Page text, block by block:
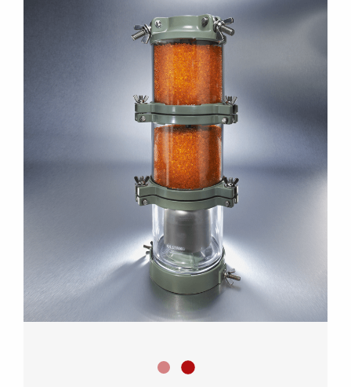
Luftentfeuchter DIN 42562
Luftentfeuchter DIN 42562 2